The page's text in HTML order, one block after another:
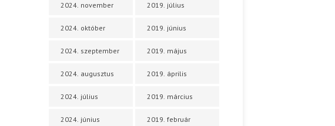
2024. november
2024. október
2024. szeptember
2024. augusztus
2024. július
2024. június
2019. július
2019. június
2019. május
2019. április
2019. március
2019. február